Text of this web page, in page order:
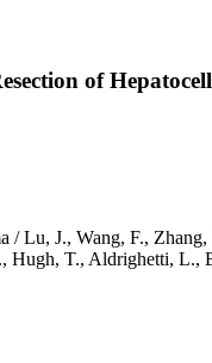
of
Lu, J., Wang, F., Zhang,
Hugh, T., Aldrighetti, L.,